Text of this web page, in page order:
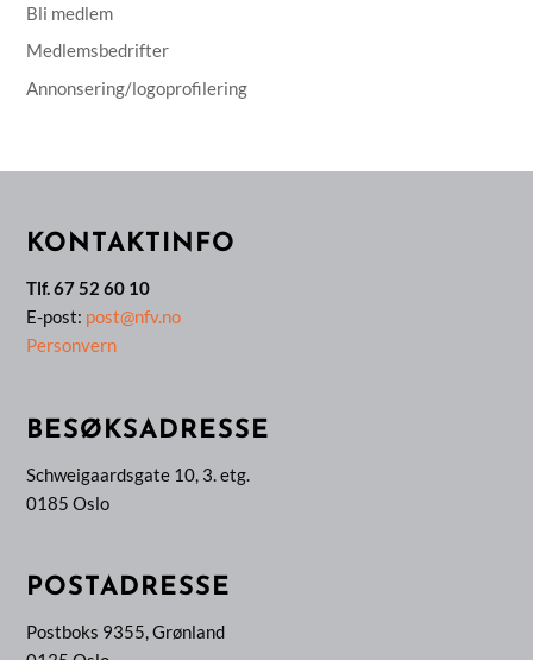
Bli medlem
Medlemsbedrifter
Annonsering/logoprofilering
KONTAKTINFO
Tlf. 67 52 60 10
E-post: post@nfv.no
Personvern
BESØKSADRESSE
Schweigaardsgate 10, 3. etg.
0185 Oslo
POSTADRESSE
Postboks 9355, Grønland